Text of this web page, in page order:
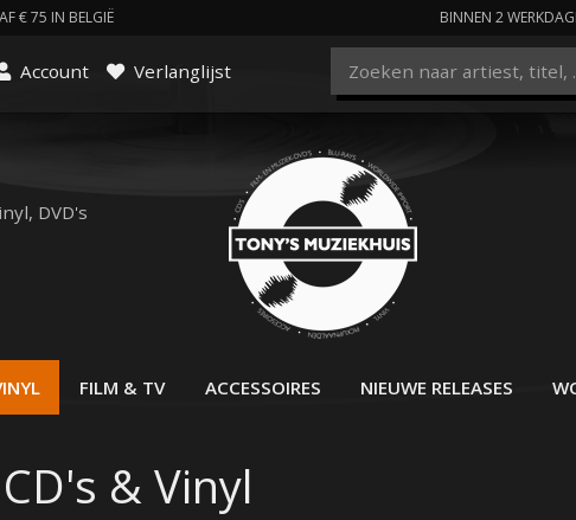
€ 75 IN BELGIË BINNEN 2
Account Verlanglijst
DVD's
FILM & TV ACCESSOIRES NIEUWE RELEASES
CD's & Vinyl